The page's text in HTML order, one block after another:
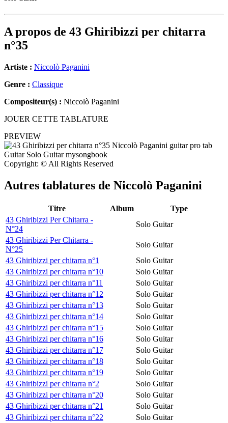
A propos de 43 Ghiribizzi per chitarra
n°35
Artiste : Niccolò Paganini
Genre : Classique
Compositeur(s) : Niccolò Paganini
JOUER CETTE TABLATURE
PREVIEW
Copyright: © All Rights Reserved
Autres tablatures de Niccolò Paganini
Titre Album
Type
43 Ghiribizzi Per Chitarra -
N°24
Solo Guitar
43 Ghiribizzi Per Chitarra -
N°25
Solo Guitar
43 Ghiribizzi per chitarra n°1
Solo Guitar
43 Ghiribizzi per chitarra n°10
Solo Guitar
43 Ghiribizzi per chitarra n°11
Solo Guitar
43 Ghiribizzi per chitarra n°12
Solo Guitar
43 Ghiribizzi per chitarra n°13
Solo Guitar
43 Ghiribizzi per chitarra n°14
Solo Guitar
43 Ghiribizzi per chitarra n°15
Solo Guitar
43 Ghiribizzi per chitarra n°16
Solo Guitar
43 Ghiribizzi per chitarra n°17
Solo Guitar
43 Ghiribizzi per chitarra n°18
Solo Guitar
43 Ghiribizzi per chitarra n°19
Solo Guitar
43 Ghiribizzi per chitarra n°2
Solo Guitar
43 Ghiribizzi per chitarra n°20
Solo Guitar
43 Ghiribizzi per chitarra n°21
Solo Guitar
43 Ghiribizzi per chitarra n°22
Solo Guitar